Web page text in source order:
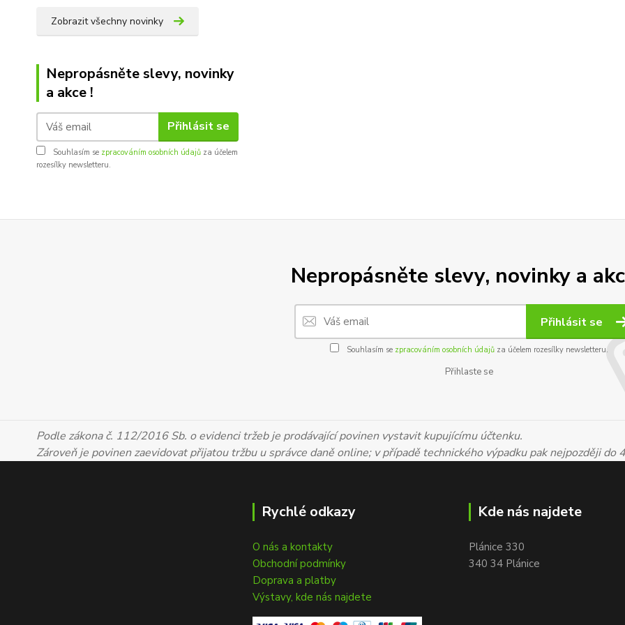
Zobrazit všechny novinky
Nepropásněte slevy, novinky
a akce !
Přihlásit se
Souhlasím se zpracováním osobních údajů za účelem
rozesílky newsletteru.
Nepropásněte slevy, novinky a
Přihlásit se
Souhlasím se zpracováním osobních údajůza účelem rozesílky newsletteru.
Přihlaste se
Podle zákona č. 112/2016 Sb. o evidenci tržeb je prodávající povinen vystavit kupujícímu účtenku.
Zároveň je povinen zaevidovat přijatou tržbu u správce daně online; v případě technického výpadku pak nejpozději do
Rychlé odkazy
O nás a kontakty
Obchodní podmínky
Doprava a platby
Výstavy, kde nás najdete
Kde nás najdete
Plánice 330
340 34 Plánice